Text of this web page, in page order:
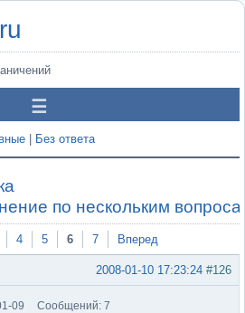
Без ответа
по нескольким
4 5 6 7 Вперед
#126
2008-01-10 17:23:24
09 Сообщений: 7